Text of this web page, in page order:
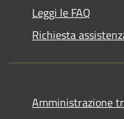
Leggi le FAQ
Richiesta
Amministrazione